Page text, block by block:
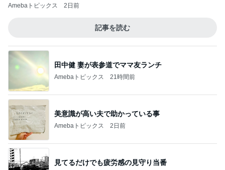
Amebaトピックス 2日前
記事を読む
田中健 妻が表参道でママ友ランチ
Amebaトピックス 21時間前
美意識が高い夫で助かっている事
Amebaトピックス 2日前
見てるだけでも疲労感の見守り当番